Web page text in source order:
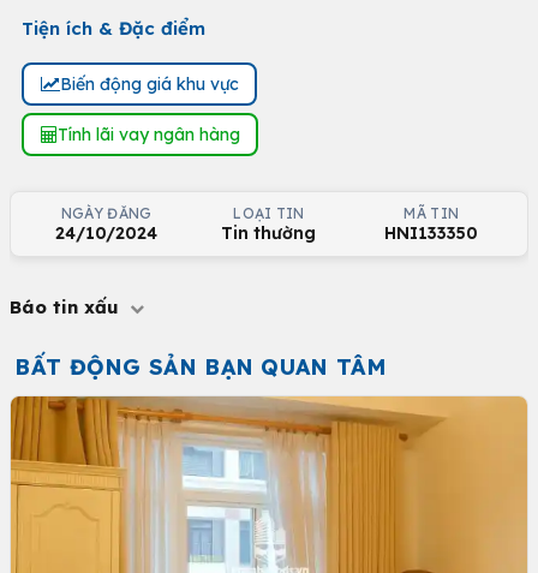
Tiện ích & Đặc điểm
Biến động giá khu vực
Tính lãi vay ngân hàng
NGÀY ĐĂNG
24/10/2024
LOẠI TIN
Tin thường
MÃ TIN
HNI133350
Báo tin xấu
BẤT ĐỘNG SẢN BẠN QUAN TÂM